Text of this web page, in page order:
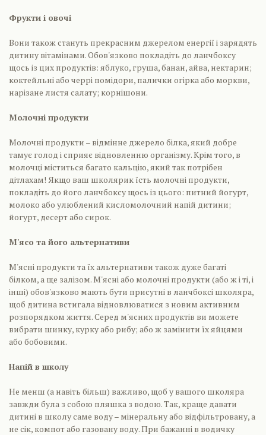
Фрукти і овочі
Вони також стануть прекрасним джерелом енергії і зарядять
дитину вітамінами. Обов'язково покладіть до ланчбоксу
щось із цих продуктів: яблуко, груша, банан, айва, нектарин;
коктейльні або черрі помідори, палички огірка або моркви,
нарізане листя салату; корнішони.
Молочні продукти
Молочні продукти – відмінне джерело білка, який добре
тамує голод і сприяє відновленню організму. Крім того, в
молочці міститься багато кальцію, який так потрібен
дітлахам! Якщо ваш школярик їсть молочні продукти,
покладіть до його ланчбоксу щось із цього: питний йогурт,
молоко або улюблений кисломолочний напій дитини;
йогурт, десерт або сирок.
М'ясо та його альтернативи
М'ясні продукти та їх альтернативи також дуже багаті
білком, а ще залізом. М'ясні або молочні продукти (або ж і ті, і
інші) обов'язково мають бути присутні в ланчбоксі школяра,
щоб дитина встигала відновлюватися з новим активним
розпорядком життя. Серед м'ясних продуктів ви можете
вибрати шинку, курку або рибу; або ж замінити їх яйцями
або бобовими.
Напій в школу
Не менш (а навіть більш) важливо, щоб у вашого школяра
завжди була з собою пляшка з водою. Так, краще давати
дитині в школу саме воду – мінеральну або відфільтровану, а
не сік, компот або газовану воду. При бажанні в водичку